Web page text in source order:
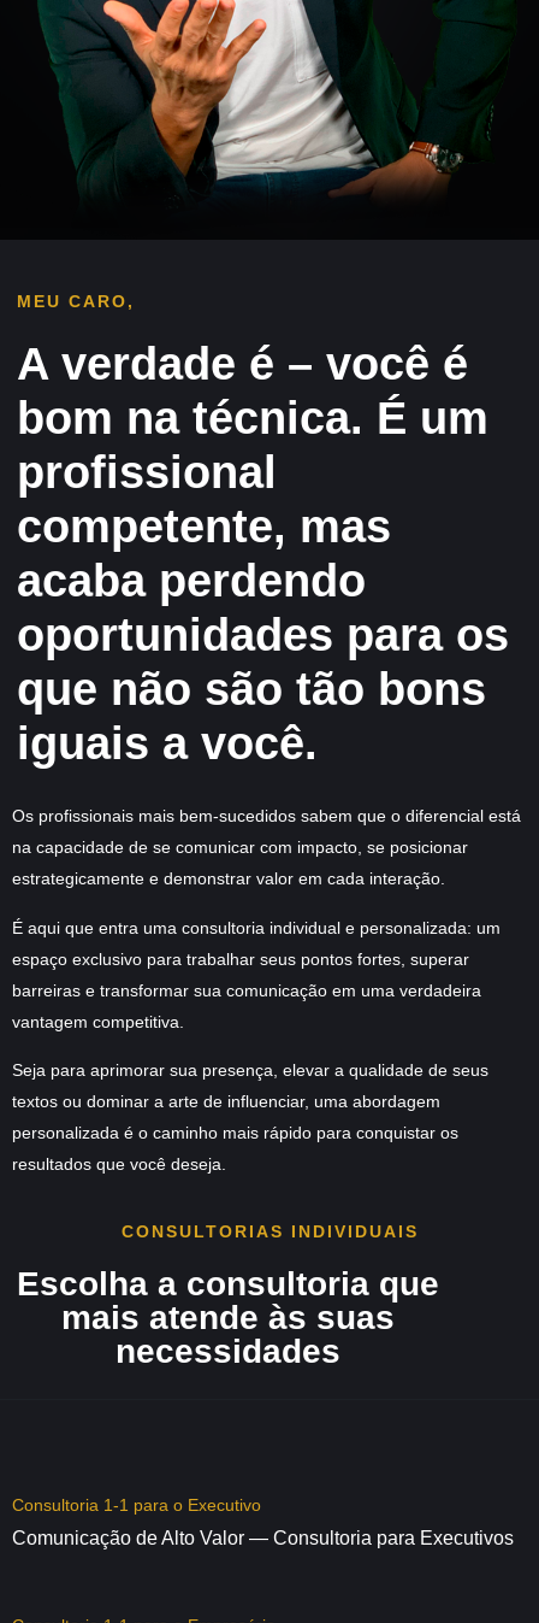
MEU CARO,
A verdade é – você é
bom na técnica. É um
profissional
competente, mas
acaba perdendo
oportunidades para os
que não são tão bons
iguais a você.
Os profissionais mais bem-sucedidos sabem que o diferencial está
na capacidade de se comunicar com impacto, se posicionar
estrategicamente e demonstrar valor em cada interação.
É aqui que entra uma consultoria individual e personalizada: um
espaço exclusivo para trabalhar seus pontos fortes, superar
barreiras e transformar sua comunicação em uma verdadeira
vantagem competitiva.
Seja para aprimorar sua presença, elevar a qualidade de seus
textos ou dominar a arte de influenciar, uma abordagem
personalizada é o caminho mais rápido para conquistar os
resultados que você deseja.
CONSULTORIAS INDIVIDUAIS
Escolha a consultoria que
mais atende às suas
necessidades
Consultoria 1-1 para o Executivo
Comunicação de Alto Valor — Consultoria para Executivos